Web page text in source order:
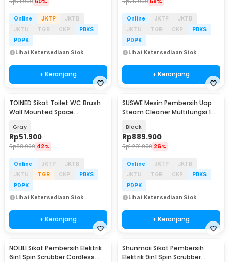
Online JKTP
JKTB
JKTU
TGR CKP
PBKS
PDPK
Lihat Ketersediaan Stok
+ Keranjang
Online JKTP
JKTB
JKTU
TGR CKP
PBKS
PDPK
Lihat Ketersediaan Stok
+ Keranjang
TOINED Sikat Toilet WC Brush
Wall Mounted Space
Gray
Rp51.900
Rp88.900 42%
Online JKTP
JKTB
JKTU
TGR CKP
PBKS
PDPK
Lihat Ketersediaan Stok
+ Keranjang
Baru
SUSWE Mesin Pembersih Uap
Steam Cleaner Multifungsi 1.4L
Black
Rp889.900
Rp1.201.900 26%
Online JKTP
JKTB
JKTU
TGR CKP
PBKS
PDPK
Lihat Ketersediaan Stok
+ Keranjang
NOLILI Sikat Pembersih Elektrik
6in1 Spin Scrubber Cordless
Shunmaii Sikat Pembersih
Elektrik 9in1 Spin Scrubber